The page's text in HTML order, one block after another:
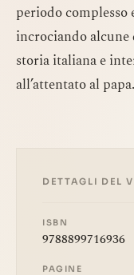
periodo
incrociando
storia italiana e
all’attentato al papa.
DETTAGLI DEL
ISBN
9788899716936
PAGINE